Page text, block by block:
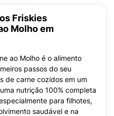
Friskies
Molho em
ao Molho é o alimento
passos do seu
de carne cozidos em um
nutrição 100% completa
para filhotes,
saudável e na